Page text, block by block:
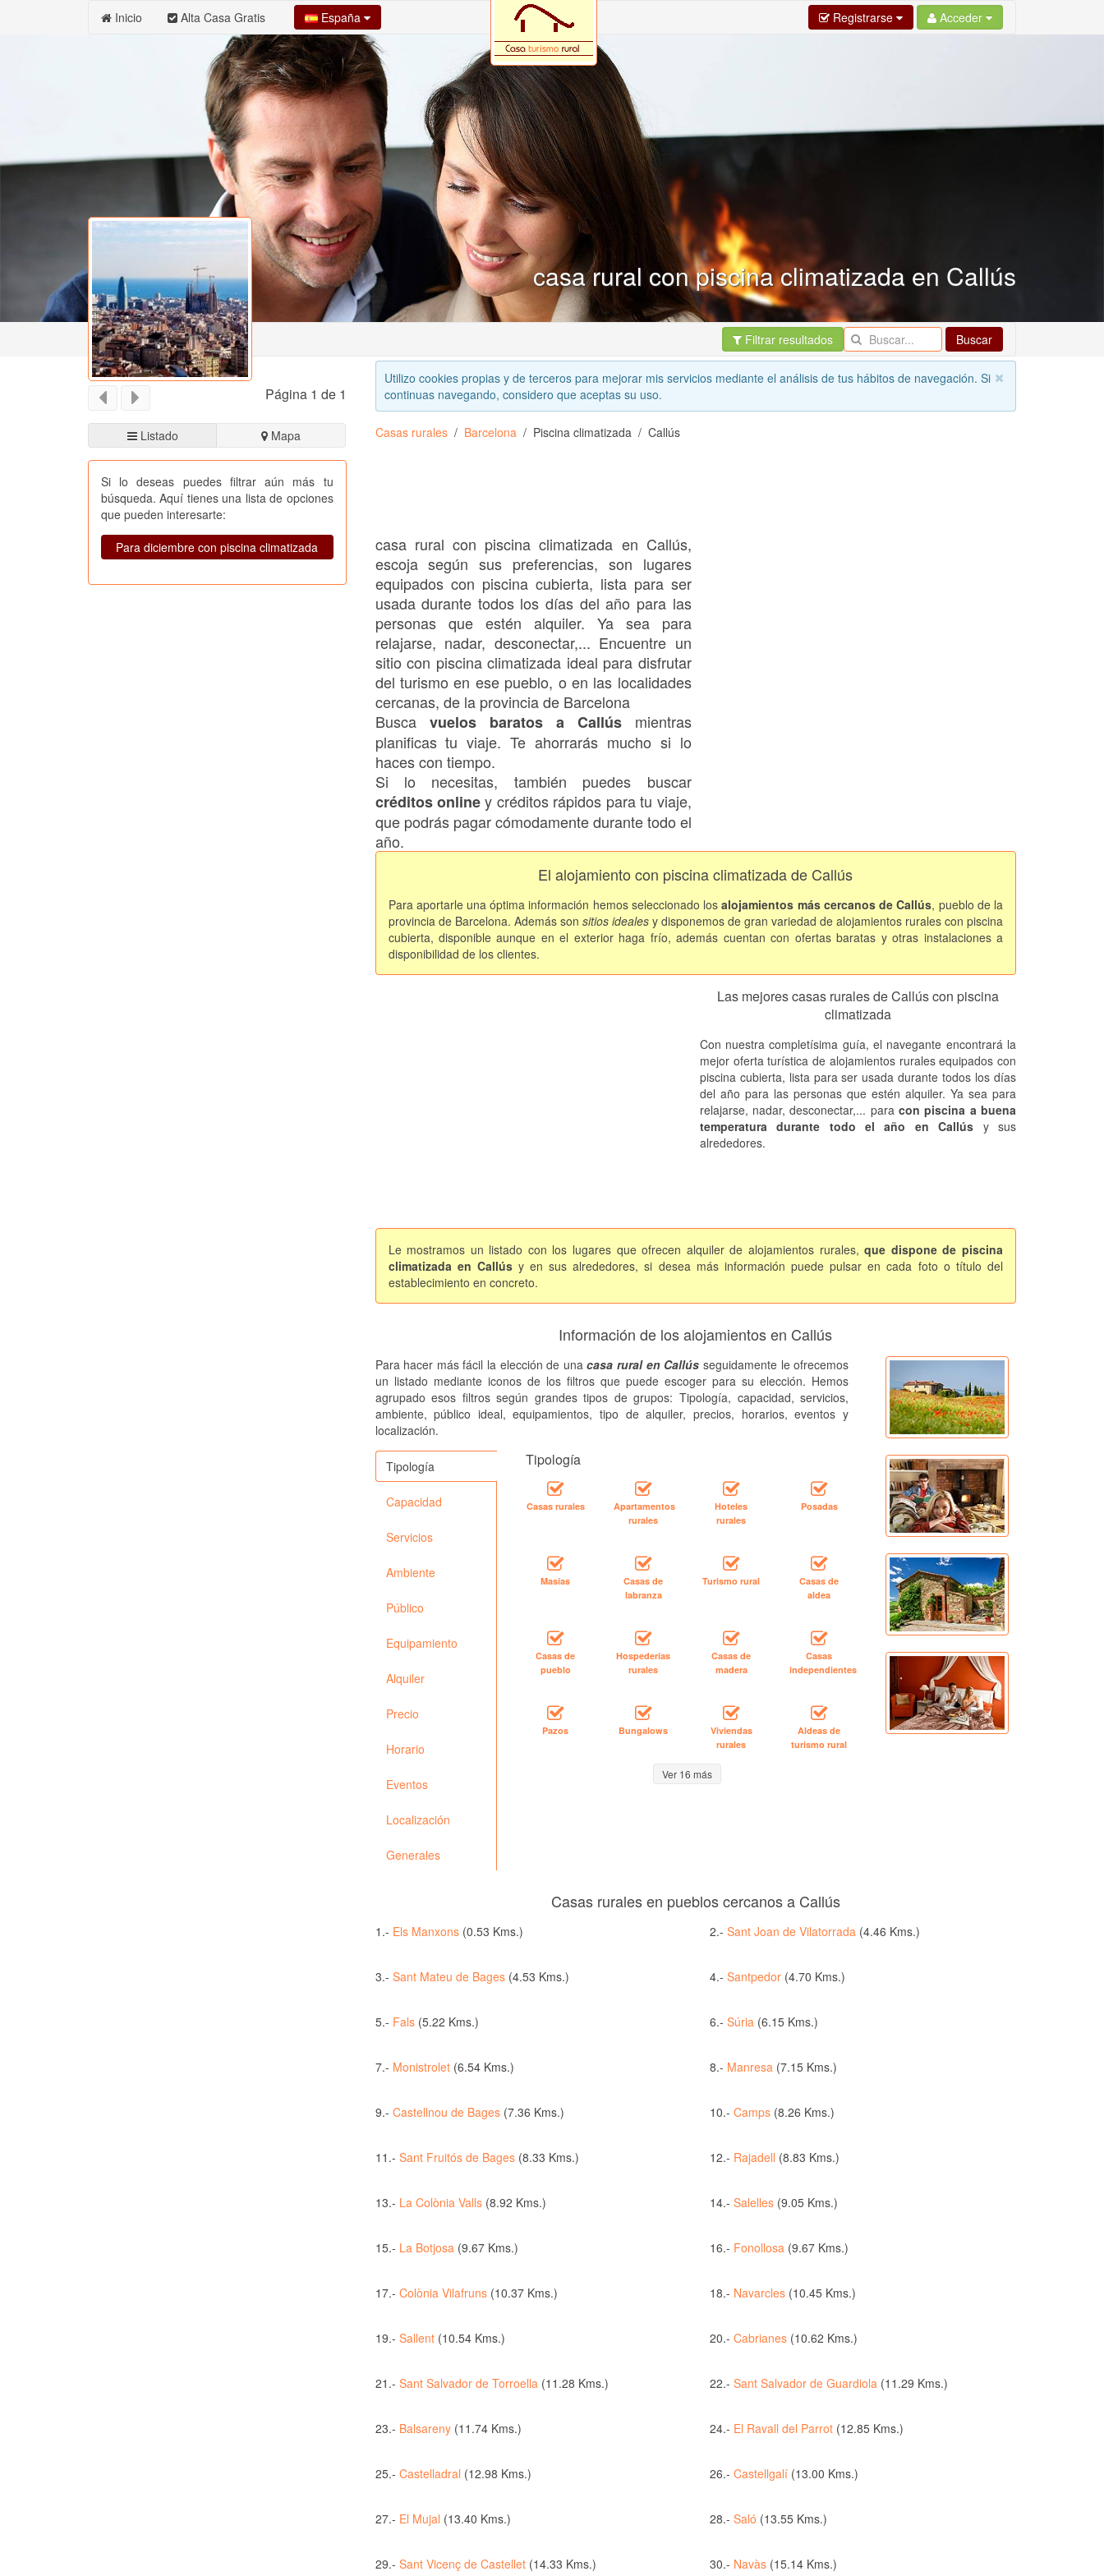
Inicio Alta Casa Gratis España Registrarse Acceder
casa rural con piscina climatizada en Callús
Filtrar resultados Buscar
Página 1 de 1
Listado Mapa
Si lo deseas puedes filtrar aún más tu
búsqueda. Aquí tienes una lista de opciones
que pueden interesarte:
Para diciembre con piscina climatizada
Utilizo cookies propias y de terceros para mejorar mis servicios mediante el análisis de tus hábitos de navegación. Si
continuas navegando, considero que aceptas su uso.
Casas rurales Barcelona Piscina climatizada Callús
casa rural con piscina climatizada en Callús,
escoja según sus preferencias, son lugares
equipados con piscina cubierta, lista para ser
usada durante todos los días del año para las
personas que estén alquiler. Ya sea para
relajarse, nadar, desconectar,... Encuentre un
sitio con piscina climatizada ideal para disfrutar
del turismo en ese pueblo, o en las localidades
cercanas, de la provincia de Barcelona
Busca vuelos baratos a Callúsmientras
planificas tu viaje. Te ahorrarás mucho si lo
haces con tiempo.
Si lo necesitas, también puedes buscar
créditos onliney créditos rápidos para tu viaje,
que podrás pagar cómodamente durante todo el
año.
El alojamiento con piscina climatizada de Callús
Para aportarle una óptima información hemos seleccionado losalojamientos más cercanos de Callús, pueblo de la
provincia de Barcelona. Además son sitios ideales y disponemos de gran variedad de alojamientos rurales con piscina
cubierta, disponible aunque en el exterior haga frío, además cuentan con ofertas baratas y otras instalaciones a
disponibilidad de los clientes.
Las mejores casas rurales de Callús con piscina
climatizada
Con nuestra completísima guía, el navegante encontrará la
mejor oferta turística de alojamientos rurales equipados con
piscina cubierta, lista para ser usada durante todos los días
del año para las personas que estén alquiler. Ya sea para
relajarse, nadar, desconectar,... paracon piscina a buena
temperatura durante todo el año en Callús y sus
alrededores.
Le mostramos un listado con los lugares que ofrecen alquiler de alojamientos rurales,que dispone de piscina
climatizada en Callúsy en sus alrededores, si desea más información puede pulsar en cada foto o título del
establecimiento en concreto.
Información de los alojamientos en Callús
Para hacer más fácil la elección de unacasa rural en Callús seguidamente le ofrecemos
un listado mediante iconos de los filtros que puede escoger para su elección. Hemos
agrupado esos filtros según grandes tipos de grupos: Tipología, capacidad, servicios,
ambiente, público ideal, equipamientos, tipo de alquiler, precios, horarios, eventos y
localización.
Tipología
Capacidad
Servicios
Ambiente
Público
Equipamiento
Alquiler
Precio
Horario
Eventos
Localización
Generales
Tipología
Casas rurales
Apartamentos
rurales
Hoteles
rurales
Posadas
Masías
Casas de
labranza
Turismo rural
Casas de
aldea
Casas de
pueblo
Hospederías
rurales
Casas de
madera
Casas
independientes
Pazos Bungalows
Viviendas
rurales
Aldeas de
turismo rural
Ver 16 más
Casas rurales en pueblos cercanos a Callús
1.- Els Manxons(0.53 Kms.) 2.-Sant Joan de Vilatorrada (4.46 Kms.)
3.- Sant Mateu de Bages(4.53 Kms.) 4.-Santpedor (4.70 Kms.)
5.- Fals(5.22 Kms.) 6.-Súria (6.15 Kms.)
7.- Monistrolet(6.54 Kms.) 8.- Manresa (7.15 Kms.)
9.- Castellnou de Bages(7.36 Kms.) 10.-Camps (8.26 Kms.)
11.- Sant Fruitós de Bages(8.33 Kms.) 12.- Rajadell (8.83 Kms.)
13.- La Colònia Valls(8.92 Kms.) 14.-Salelles (9.05 Kms.)
15.- La Botjosa(9.67 Kms.) 16.- Fonollosa (9.67 Kms.)
17.- Colònia Vilafruns(10.37 Kms.) 18.- Navarcles (10.45 Kms.)
19.- Sallent(10.54 Kms.) 20.-Cabrianes (10.62 Kms.)
21.- Sant Salvador de Torroella(11.28 Kms.) 22.-Sant Salvador de Guardiola (11.29 Kms.)
23.- Balsareny(11.74 Kms.) 24.- El Ravall del Parrot (12.85 Kms.)
25.- Castelladral (12.98 Kms.) 26.-Castellgalí (13.00 Kms.)
27.- El Mujal (13.40 Kms.) 28.-Saló (13.55 Kms.)
29.- Sant Vicenç de Castellet(14.33 Kms.) 30.- Navàs (15.14 Kms.)